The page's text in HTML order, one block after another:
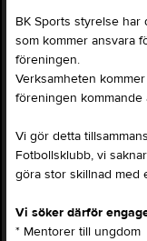
BK Sports styrelse
som kommer ansvara
föreningen.
Verksamheten
föreningen kommande
Vi gör detta
Fotbollsklubb, vi
göra stor skillnad med
Vi söker därför
* Mentorer till ungdom